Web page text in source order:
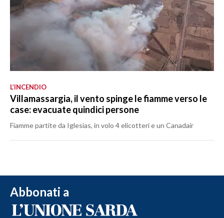
L’INCENDIO
Villamassargia, il vento spinge le fiamme verso le
case: evacuate quindici persone
Fiamme partite da Iglesias, in volo 4 elicotteri e un Canadair
Abbonati a